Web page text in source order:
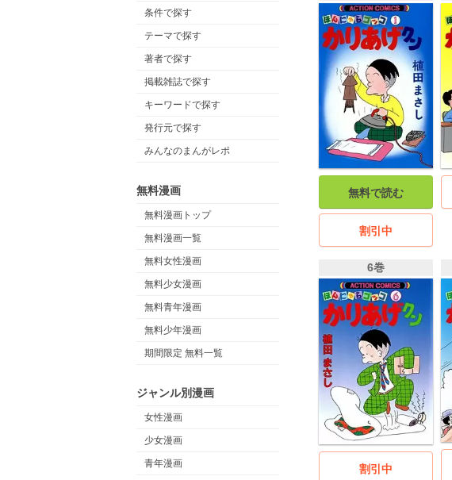
条件で探す
テーマで探す
著者で探す
掲載雑誌で探す
キーワードで探す
発行元で探す
みんなのまんがレポ
無料漫画
無料漫画トップ
無料漫画一覧
無料女性漫画
無料少女漫画
無料青年漫画
無料少年漫画
期間限定 無料一覧
ジャンル別漫画
女性漫画
少女漫画
青年漫画
無料で読む
割引中
6巻
割引中